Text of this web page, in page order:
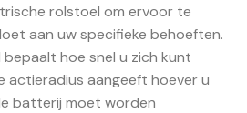
rolstoel om ervoor te
aan uw specifieke behoeften.
bepaalt hoe snel u zich kunt
actieradius aangeeft hoever u
batterij moet worden